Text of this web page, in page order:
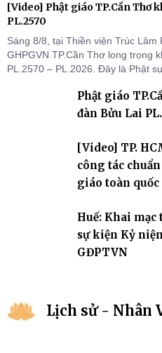
[Video] Phật giáo TP.Cần Thơ
PL.2570
Sáng 8/8, tại Thiền viện Trúc
GHPGVN TP.Cần Thơ long trọng
PL.2570 – PL.2026. Đây là Phật
thứ I, thể hiện sự quan tâm đối
Tăng tài và tiếp nối mạng mạch
Phật giáo
đàn Bửu Lai
[Video] TP.
công tác
giáo toàn
Huế: Khai
sự kiện Kỷ
GĐPTVN
Lịch sử - Nhân